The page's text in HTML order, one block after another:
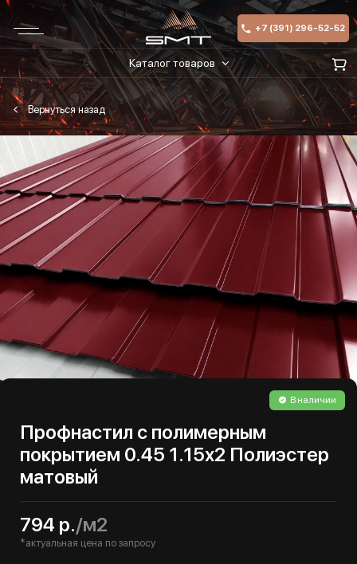
+7 (391) 296-52-52
Каталог товаров
В наличии
Профнастил с полимерным
покрытием 0.45 1.15х2 Полиэстер
матовый
794 р./м2
*актуальная цена по запросу